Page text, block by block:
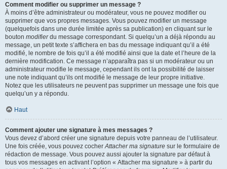
Comment modifier ou supprimer un message ?
À moins d’être administrateur ou modérateur, vous ne pouvez modifier ou
supprimer que vos propres messages. Vous pouvez modifier un message
(quelquefois dans une durée limitée après sa publication) en cliquant sur le
bouton modifierdu message correspondant. Si quelqu’un a déjà répondu au
message, un petit texte s’affichera en bas du message indiquant qu’il a été
modifié, le nombre de fois qu’il a été modifié ainsi que la date et l’heure de la
dernière modification. Ce message n’apparaîtra pas si un modérateur ou un
administrateur modifie le message, cependant ils ont la possibilité de laisser
une note indiquant qu’ils ont modifié le message de leur propre initiative.
Notez que les utilisateurs ne peuvent pas supprimer un message une fois que
quelqu’un y a répondu.
Haut
Comment ajouter une signature à mes messages ?
Vous devez d’abord créer une signature depuis votre panneau de l’utilisateur.
Une fois créée, vous pouvez cocherAttacher ma signature sur le formulaire de
rédaction de message. Vous pouvez aussi ajouter la signature par défaut à
tous vos messages en activant l’option « Attacher ma signature » à partir du